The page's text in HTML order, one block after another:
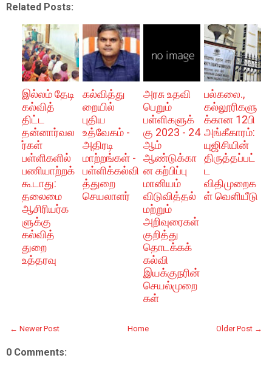
Related Posts:
இல்லம் தேடி
கல்வித்
திட்ட
தன்னார்வல
ர்கள்
பள்ளிகளில்
பணியாற்றக்
கூடாது:
தலைமை
ஆசிரியர்க
ளுக்கு
கல்வித்
துறை
உத்தரவு
கல்வித்து
றையில்
புதிய
உத்வேகம் -
அதிரடி
மாற்றங்கள் -
பள்ளிக்கல்வி
த்துறை
செயலாளர்
அரசு உதவி
பெறும்
பள்ளிகளுக்
கு 2023 - 24
ஆம்
ஆண்டுக்கா
ன கற்பிப்பு
மானியம்
விடுவித்தல்
மற்றும்
அறிவுரைகள்
குறித்து
தொடக்கக்
கல்வி
இயக்குநரின்
செயல்முறை
கள்
பல்கலை.,
கல்லூரிகளு
க்கான 12பி
அங்கீகாரம்:
யுஜிசியின்
திருத்தப்பட்
ட
விதிமுறைக
ள் வெளியீடு
← Newer Post Older Post →
Home
0 Comments: